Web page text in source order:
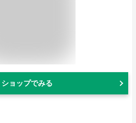
ショップでみる